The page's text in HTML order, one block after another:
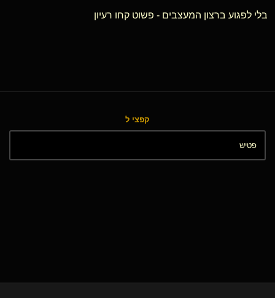
בלי לפגוע ברצון המעצבים - פשוט קחו רעיון
קפצי ל